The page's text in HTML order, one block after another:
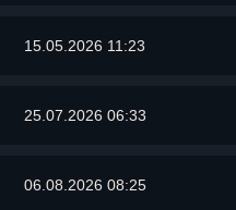
15.05.2026 11:23
25.07.2026 06:33
06.08.2026 08:25